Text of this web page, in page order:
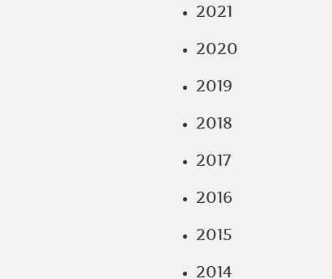
2021
2020
2019
2018
2017
2016
2015
2014